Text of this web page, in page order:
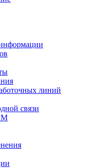
линий
связи